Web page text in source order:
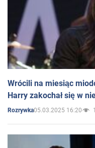
Wrócili na miesiąc
Harry zakochał się w
Rozrywka05.03.2025 16:20 1